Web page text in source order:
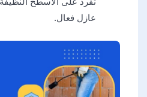
عازل فعال.